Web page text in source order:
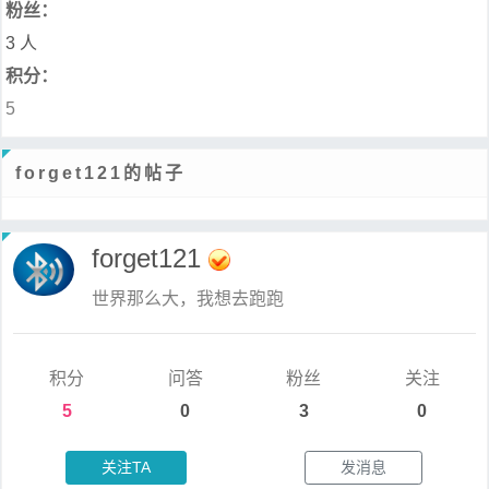
粉丝：
3 人
积分：
5
forget121的帖子
forget121
世界那么大，我想去跑跑
积分
5
问答
0
粉丝
3
关注
0
关注TA 发消息